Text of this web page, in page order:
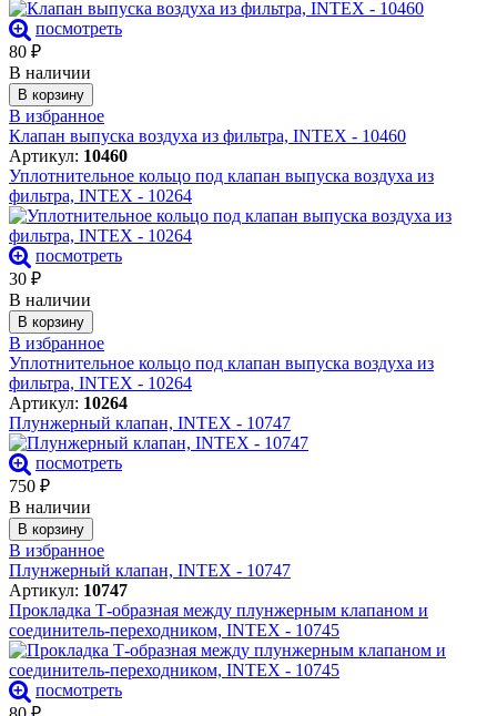
посмотреть
80 ₽
В наличии
В корзину
В избранное
Клапан выпуска воздуха из фильтра, INTEX - 10460
Артикул: 10460
Уплотнительное кольцо под клапан выпуска воздуха из
фильтра, INTEX - 10264
посмотреть
30 ₽
В наличии
В корзину
В избранное
Уплотнительное кольцо под клапан выпуска воздуха из
фильтра, INTEX - 10264
Артикул: 10264
Плунжерный клапан, INTEX - 10747
посмотреть
750 ₽
В наличии
В корзину
В избранное
Плунжерный клапан, INTEX - 10747
Артикул: 10747
Прокладка Т-образная между плунжерным клапаном и
соединитель-переходником, INTEX - 10745
посмотреть